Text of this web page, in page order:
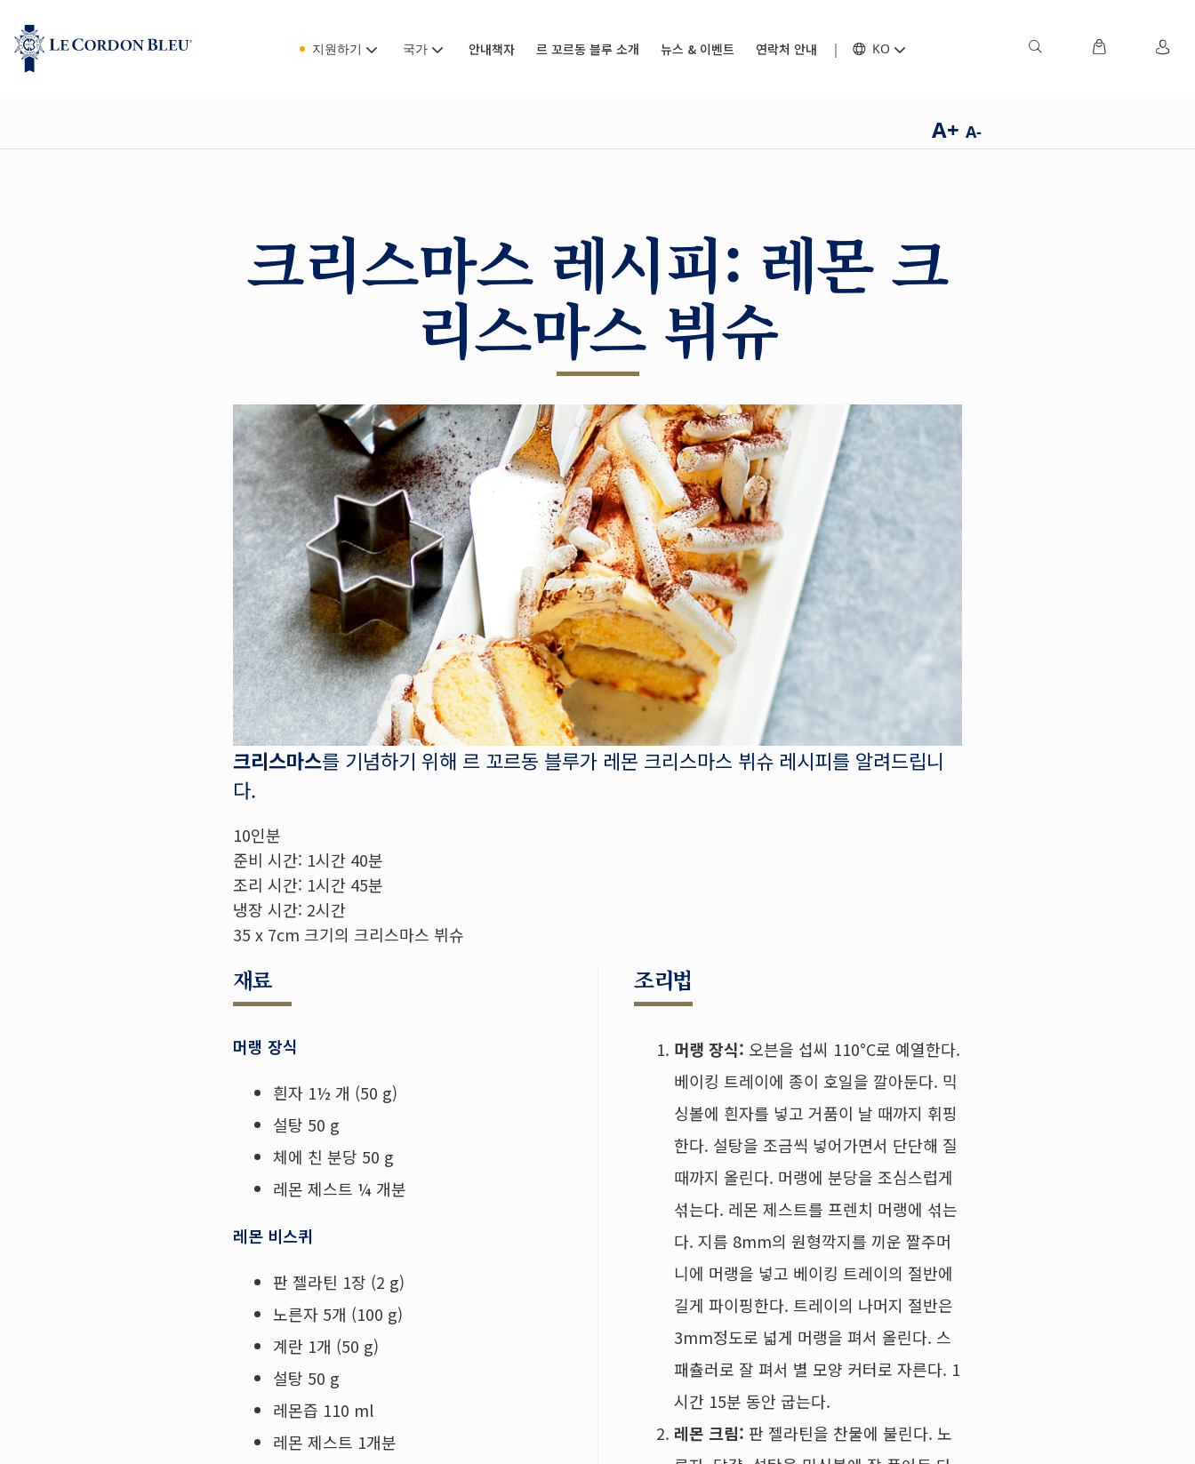
지원하기 국가 안내책자 르 꼬르동 블루 소개 뉴스 & 이벤트 연락처 안내 KO
A+ A-
크리스마스 레시피: 레몬 크
리스마스 뷔슈
크리스마스를 기념하기 위해 르 꼬르동 블루가 레몬 크리스마스 뷔슈 레시피를 알려드립니
다.
10인분
준비 시간: 1시간 40분
조리 시간: 1시간 45분
냉장 시간: 2시간
35 x 7cm 크기의 크리스마스 뷔슈
재료
머랭 장식
흰자 1½ 개 (50 g)
설탕 50 g
체에 친 분당 50 g
레몬 제스트 ¼ 개분
레몬 비스퀴
판 젤라틴 1장 (2 g)
노른자 5개 (100 g)
계란 1개 (50 g)
설탕 50 g
레몬즙 110 ml
레몬 제스트 1개분
조리법
머랭 장식: 오븐을 섭씨 110°C로 예열한다.
베이킹 트레이에 종이 호일을 깔아둔다. 믹
싱볼에 흰자를 넣고 거품이 날 때까지 휘핑
한다. 설탕을 조금씩 넣어가면서 단단해 질
때까지 올린다. 머랭에 분당을 조심스럽게
섞는다. 레몬 제스트를 프렌치 머랭에 섞는
다. 지름 8mm의 원형깍지를 끼운 짤주머
니에 머랭을 넣고 베이킹 트레이의 절반에
길게 파이핑한다. 트레이의 나머지 절반은
3mm정도로 넓게 머랭을 펴서 올린다. 스
패츌러로 잘 펴서 별 모양 커터로 자른다. 1
시간 15분 동안 굽는다.
레몬 크림: 판 젤라틴을 찬물에 불린다. 노